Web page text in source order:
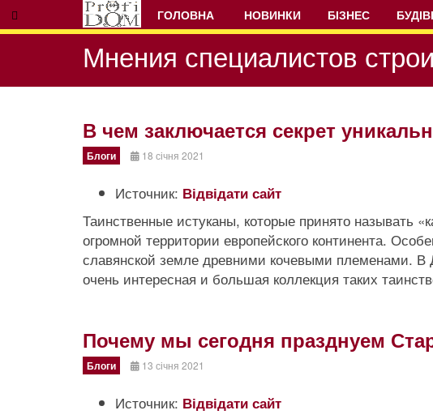
ГОЛОВНА НОВИНКИ БІЗНЕС
Мнения специалистов
В чем заключается секрет
Блоги 18 січня 2021
Источник: Відвідати сайт
Таинственные истуканы, которые принято называть
огромной территории европейского континента.
славянской земле древними кочевыми племенами. В
очень интересная и большая коллекция таких
Почему мы сегодня празднуем
Блоги 13 січня 2021
Источник: Відвідати сайт
PrevNext